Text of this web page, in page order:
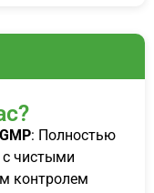
: Полностью
чистыми
контролем